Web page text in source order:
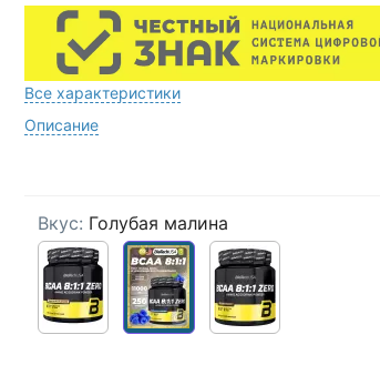
Все характеристики
Описание
Вкус: Голубая малина